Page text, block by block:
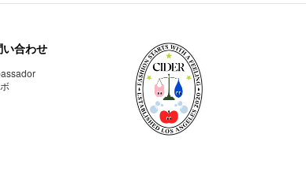
い合わせ